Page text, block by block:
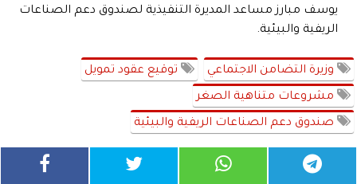
يوسف مبارز مساعد المديرة التنفيذية لصندوق دعم الصناعات
الريفية والبيئية.
وزيرة التضامن الاجتماعي توقيع عقود تمويل
مشروعات متناهية الصغر
صندوق دعم الصناعات الريفية والبيئية